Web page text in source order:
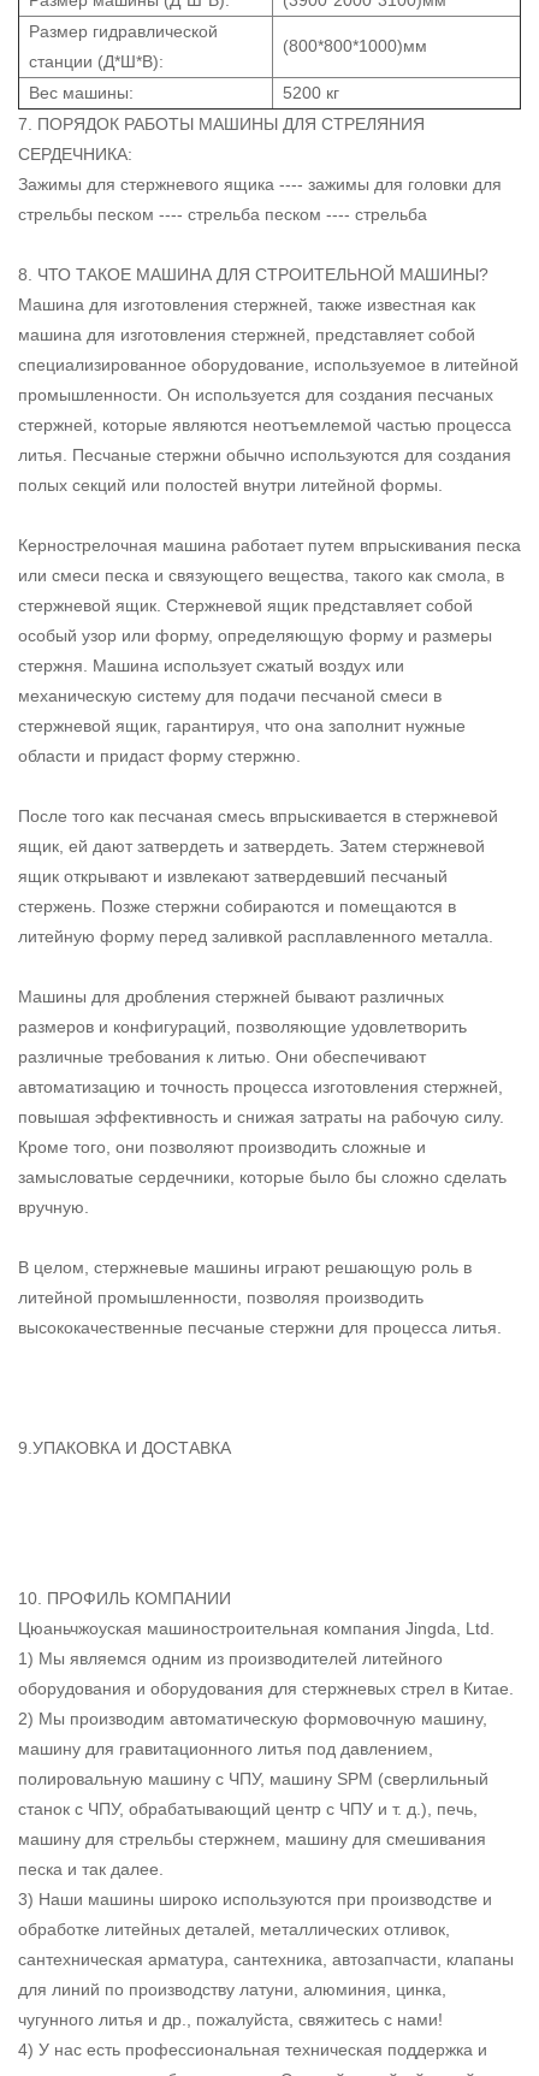
Размер гидравлической
станции (Д*Ш*В):
(800*800*1000)мм
Вес машины:
5200 кг
7. ПОРЯДОК РАБОТЫ МАШИНЫ ДЛЯ СТРЕЛЯНИЯ
СЕРДЕЧНИКА:
Зажимы для стержневого ящика ---- зажимы для головки для
стрельбы песком ---- стрельба песком ---- стрельба
8. ЧТО ТАКОЕ МАШИНА ДЛЯ СТРОИТЕЛЬНОЙ МАШИНЫ?
Машина для изготовления стержней, также известная как
машина для изготовления стержней, представляет собой
специализированное оборудование, используемое в литейной
промышленности. Он используется для создания песчаных
стержней, которые являются неотъемлемой частью процесса
литья. Песчаные стержни обычно используются для создания
полых секций или полостей внутри литейной формы.
Кернострелочная машина работает путем впрыскивания песка
или смеси песка и связующего вещества, такого как смола, в
стержневой ящик. Стержневой ящик представляет собой
особый узор или форму, определяющую форму и размеры
стержня. Машина использует сжатый воздух или
механическую систему для подачи песчаной смеси в
стержневой ящик, гарантируя, что она заполнит нужные
области и придаст форму стержню.
После того как песчаная смесь впрыскивается в стержневой
ящик, ей дают затвердеть и затвердеть. Затем стержневой
ящик открывают и извлекают затвердевший песчаный
стержень. Позже стержни собираются и помещаются в
литейную форму перед заливкой расплавленного металла.
Машины для дробления стержней бывают различных
размеров и конфигураций, позволяющие удовлетворить
различные требования к литью. Они обеспечивают
автоматизацию и точность процесса изготовления стержней,
повышая эффективность и снижая затраты на рабочую силу.
Кроме того, они позволяют производить сложные и
замысловатые сердечники, которые было бы сложно сделать
вручную.
В целом, стержневые машины играют решающую роль в
литейной промышленности, позволяя производить
высококачественные песчаные стержни для процесса литья.
9.УПАКОВКА И ДОСТАВКА
10. ПРОФИЛЬ КОМПАНИИ
Цюаньчжоуская машиностроительная компания Jingda, Ltd.
1) Мы являемся одним из производителей литейного
оборудования и оборудования для стержневых стрел в Китае.
2) Мы производим автоматическую формовочную машину,
машину для гравитационного литья под давлением,
полировальную машину с ЧПУ, машину SPM (сверлильный
станок с ЧПУ, обрабатывающий центр с ЧПУ и т. д.), печь,
машину для стрельбы стержнем, машину для смешивания
песка и так далее.
3) Наши машины широко используются при производстве и
обработке литейных деталей, металлических отливок,
сантехническая арматура, сантехника, автозапчасти, клапаны
для линий по производству латуни, алюминия, цинка,
чугунного литья и др., пожалуйста, свяжитесь с нами!
4) У нас есть профессиональная техническая поддержка и